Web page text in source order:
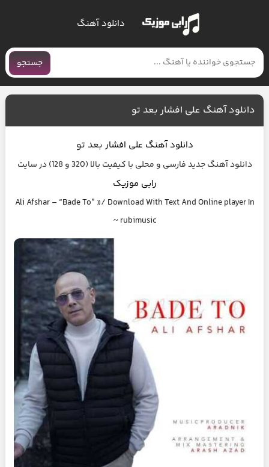
دانلود آهنگ
جستجو
دانلود آهنگ علی افشار بعد تو
دانلود آهنگ علی افشاربعد تو
دانلود آهنگ جدید فارسی و محلی با کیفیت بالا (320 و 128) در سایت
رابی موزیک
Ali Afshar – “Bade To” »/ Download With Text And Online player In
~ rubimusic